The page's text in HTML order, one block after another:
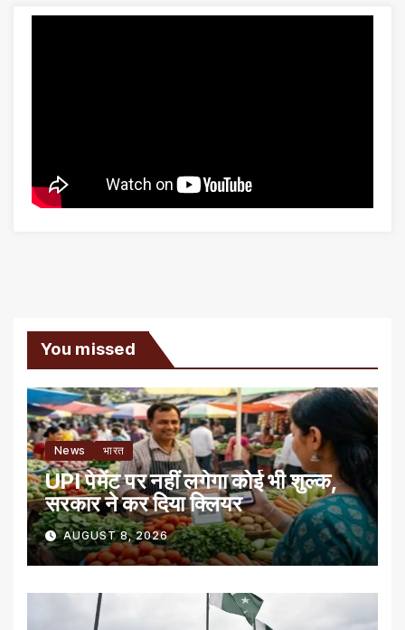
You missed
News भारत
UPI पेमेंट पर नहीं लगेगा कोई भी शुल्क,
सरकार ने कर दिया क्लियर
AUGUST 8, 2026